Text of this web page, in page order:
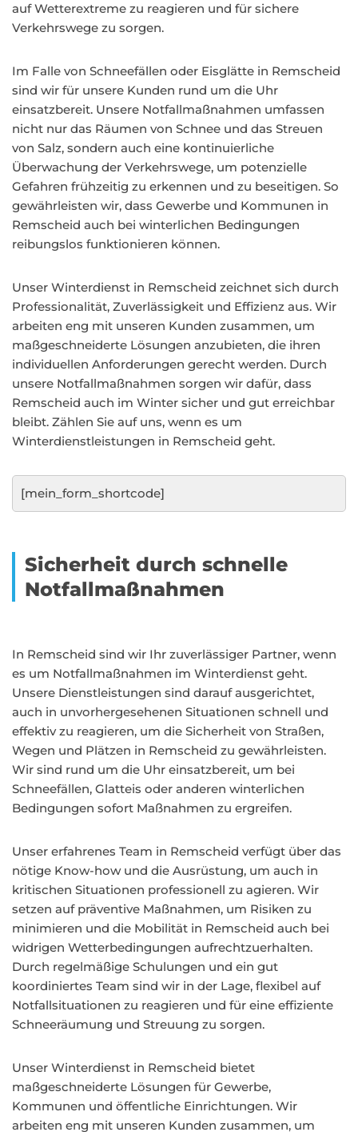
auf Wetterextreme zu reagieren und für sichere
Verkehrswege zu sorgen.
Im Falle von Schneefällen oder Eisglätte in Remscheid
sind wir für unsere Kunden rund um die Uhr
einsatzbereit. Unsere Notfallmaßnahmen umfassen
nicht nur das Räumen von Schnee und das Streuen
von Salz, sondern auch eine kontinuierliche
Überwachung der Verkehrswege, um potenzielle
Gefahren frühzeitig zu erkennen und zu beseitigen. So
gewährleisten wir, dass Gewerbe und Kommunen in
Remscheid auch bei winterlichen Bedingungen
reibungslos funktionieren können.
Unser Winterdienst in Remscheid zeichnet sich durch
Professionalität, Zuverlässigkeit und Effizienz aus. Wir
arbeiten eng mit unseren Kunden zusammen, um
maßgeschneiderte Lösungen anzubieten, die ihren
individuellen Anforderungen gerecht werden. Durch
unsere Notfallmaßnahmen sorgen wir dafür, dass
Remscheid auch im Winter sicher und gut erreichbar
bleibt. Zählen Sie auf uns, wenn es um
Winterdienstleistungen in Remscheid geht.
[mein_form_shortcode]
Sicherheit durch schnelle
Notfallmaßnahmen
In Remscheid sind wir Ihr zuverlässiger Partner, wenn
es um Notfallmaßnahmen im Winterdienst geht.
Unsere Dienstleistungen sind darauf ausgerichtet,
auch in unvorhergesehenen Situationen schnell und
effektiv zu reagieren, um die Sicherheit von Straßen,
Wegen und Plätzen in Remscheid zu gewährleisten.
Wir sind rund um die Uhr einsatzbereit, um bei
Schneefällen, Glatteis oder anderen winterlichen
Bedingungen sofort Maßnahmen zu ergreifen.
Unser erfahrenes Team in Remscheid verfügt über das
nötige Know-how und die Ausrüstung, um auch in
kritischen Situationen professionell zu agieren. Wir
setzen auf präventive Maßnahmen, um Risiken zu
minimieren und die Mobilität in Remscheid auch bei
widrigen Wetterbedingungen aufrechtzuerhalten.
Durch regelmäßige Schulungen und ein gut
koordiniertes Team sind wir in der Lage, flexibel auf
Notfallsituationen zu reagieren und für eine effiziente
Schneeräumung und Streuung zu sorgen.
Unser Winterdienst in Remscheid bietet
maßgeschneiderte Lösungen für Gewerbe,
Kommunen und öffentliche Einrichtungen. Wir
arbeiten eng mit unseren Kunden zusammen, um